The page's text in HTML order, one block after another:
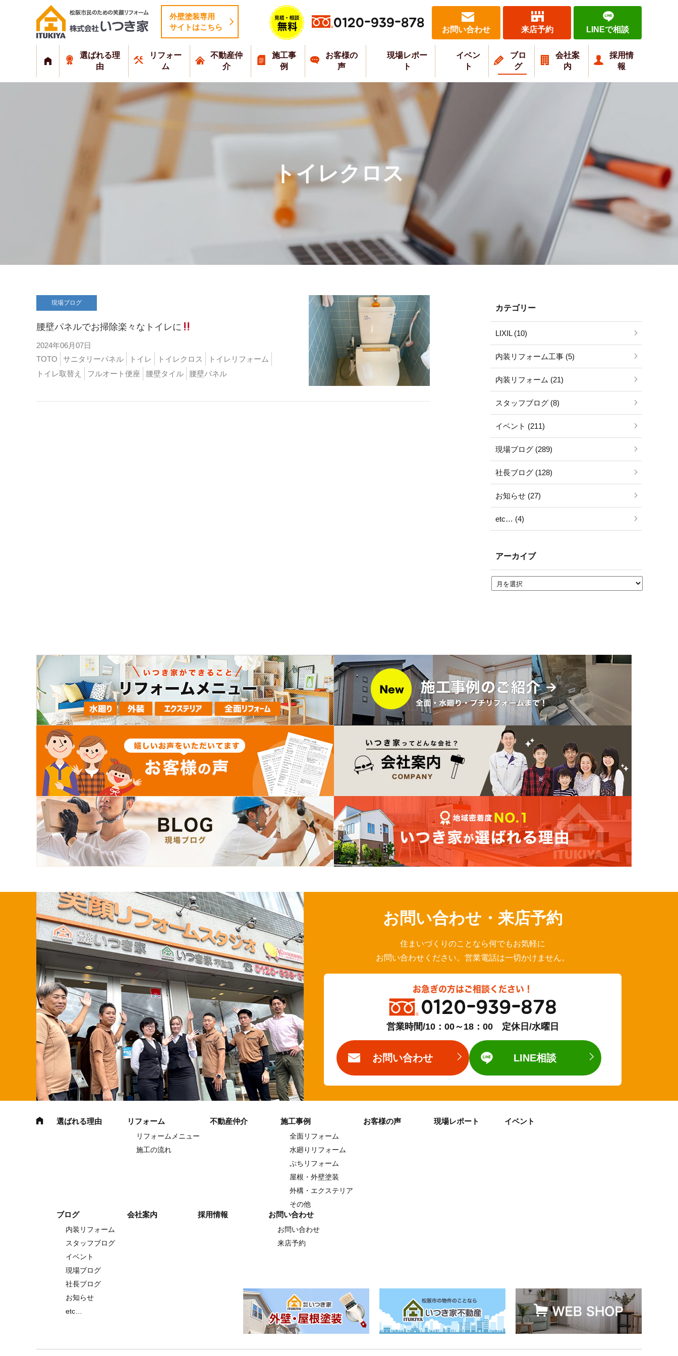
外壁塗装専用
サイトはこちら
0120-939-878 お問い合わせ 来店予約 LINEで相談
選ばれる理
由
リフォー
ム
不動産仲
介
施工事
例
お客様の
声
現場レポー
ト
イベン
ト
ブロ
グ
会社案
内
採用情
報
トイレクロス
現場ブログ
腰壁パネルでお掃除楽々なトイレに
2024年06月07日
TOTO
サニタリーパネル トイレ トイレクロス
トイレリフォーム
トイレ取替え
フルオート便座 腰壁タイル 腰壁パネル
カテゴリー
LIXIL (10)
内装リフォーム工事 (5)
内装リフォーム (21)
スタッフブログ (8)
イベント (211)
現場ブログ (289)
社長ブログ (128)
お知らせ (27)
etc… (4)
アーカイブ
お問い合わせ・来店予約
住まいづくりのことなら何でもお気軽に
お問い合わせください。営業電話は一切かけません。
お急ぎの方はご相談ください！
0120-939-878
営業時間/10：00～18：00 定休日/水曜日
お問い合わせ LINE相談
選ばれる理由 リフォーム
リフォームメニュー
施工の流れ
不動産仲介 施工事例
全面リフォーム
水廻りリフォーム
ぷちリフォーム
屋根・外壁塗装
外構・エクステリア
その他
お客様の声 現場レポート イベント
ブログ
内装リフォーム
スタッフブログ
イベント
現場ブログ
社長ブログ
お知らせ
etc…
会社案内 採用情報 お問い合わせ
お問い合わせ
来店予約